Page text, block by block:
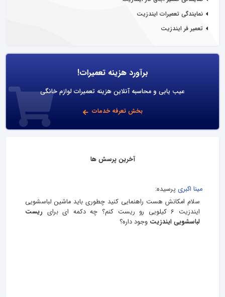
نمایندگی تعمیرات ایندزیت
تعمیر فر ایندزیت
برآورد هزینه تعمیرات!
عیب یابی و محاسبه آنلاین هزینه تعمیرات لوازم خانگی
بخش تعرفه خدمات
آخرین پرسش ها
مینا اکبری پرسیده:
سلام امکانش هست راهنمایی کنید چطوری باید ماشین لباسشویی
ایندزیت 6 کیلویی رو ریست کنم؟ چه دکمه ای برای
ریست
لباسشویی ایندزیت وجود داره؟